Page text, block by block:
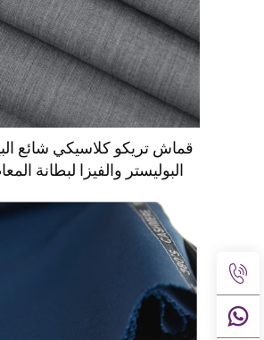
قماش تريكو كلاسيكي شائع
البوليستر والفيزا لبطانة